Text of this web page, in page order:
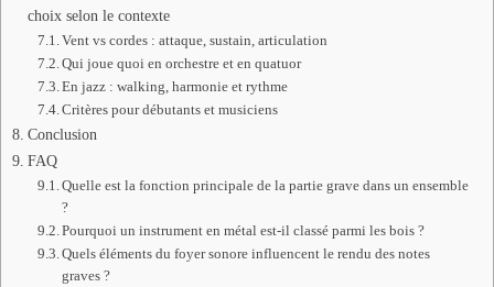
choix selon le contexte
Vent vs cordes : attaque, sustain, articulation
Qui joue quoi en orchestre et en quatuor
En jazz : walking, harmonie et rythme
Critères pour débutants et musiciens
Conclusion
FAQ
Quelle est la fonction principale de la partie grave dans un ensemble
?
Pourquoi un instrument en métal est-il classé parmi les bois ?
Quels éléments du foyer sonore influencent le rendu des notes
graves ?